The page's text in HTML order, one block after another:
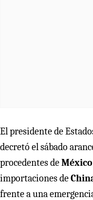
El presidente de
decretó el sábado
procedentes de
importaciones de
frente a una